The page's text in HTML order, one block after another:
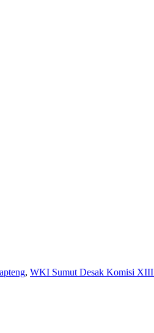
, WKI Sumut Desak Komisi